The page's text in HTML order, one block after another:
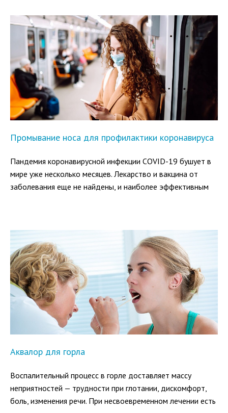
Промывание носа для профилактики коронавируса
Пандемия коронавирусной инфекции COVID-19 бушует в
мире уже несколько месяцев. Лекарство и вакцина от
заболевания еще не найдены, и наиболее эффективным
COVID-19.
Аквалор для горла
Воспалительный процесс в горле доставляет массу
неприятностей — трудности при глотании, дискомфорт,
боль, изменения речи. При несвоевременном лечении есть